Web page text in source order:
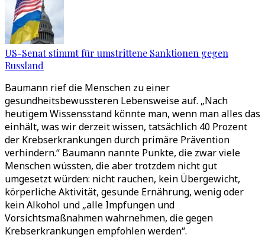
US-Senat stimmt für umstrittene Sanktionen gegen
Russland
Baumann rief die Menschen zu einer
gesundheitsbewussteren Lebensweise auf. „Nach
heutigem Wissensstand könnte man, wenn man alles das
einhält, was wir derzeit wissen, tatsächlich 40 Prozent
der Krebserkrankungen durch primäre Prävention
verhindern.“ Baumann nannte Punkte, die zwar viele
Menschen wüssten, die aber trotzdem nicht gut
umgesetzt würden: nicht rauchen, kein Übergewicht,
körperliche Aktivität, gesunde Ernährung, wenig oder
kein Alkohol und „alle Impfungen und
Vorsichtsmaßnahmen wahrnehmen, die gegen
Krebserkrankungen empfohlen werden“.